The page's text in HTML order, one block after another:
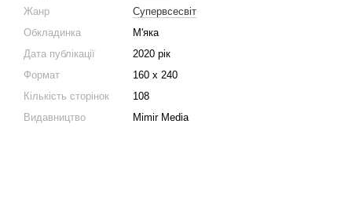
Жанр
Супервсесвіт
Обкладинка
М'яка
Дата публікації
2020 рік
Формат
160 x 240
Кількість сторінок
108
Видавництво
Mimir Media